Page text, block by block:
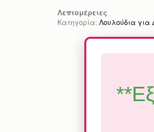
Λεπτομέρειες
Κατηγορία: Λουλούδια για